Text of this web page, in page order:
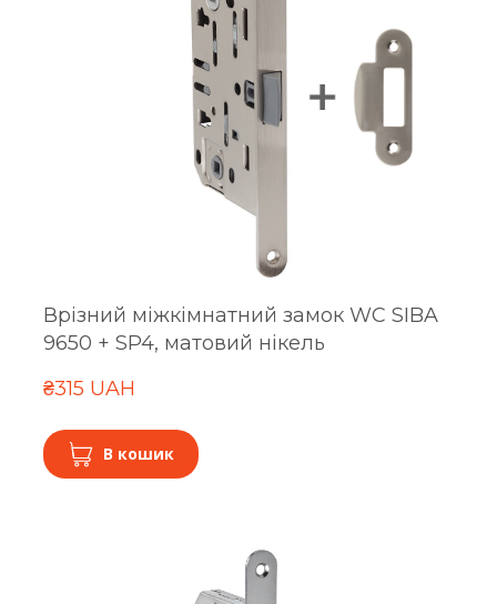
Врізний міжкімнатний замок WC SIBA
9650 + SP4, матовий нікель
₴315 UAH
В кошик